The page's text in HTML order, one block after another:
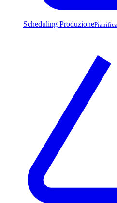
Scheduling Produzione